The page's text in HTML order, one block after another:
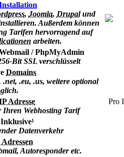
, Joomla, Drupalund
Außerdem können
Tarifen hervorragend auf
arbeiten.
/ PhpMyAdmin
Bit SSL verschlüsselt
Domains
.eu, .us, weitere optional
Adresse
Ihren Webhosting Tarif
Pro
Datenverkehr
Autoresponder etc.